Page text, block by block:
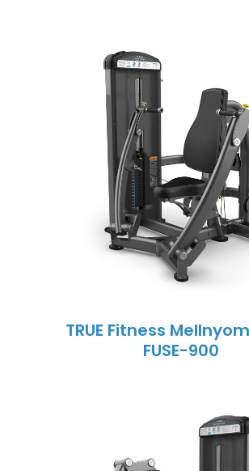
TRUE Fitness
FUSE-900